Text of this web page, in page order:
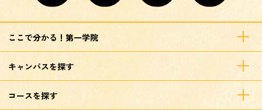
ここで分かる！第一学院
キャンパスを探す
コースを探す